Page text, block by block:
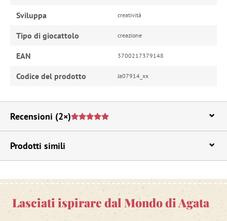
Sviluppa creatività
Tipo di giocattolo creazione
EAN 3700217379148
Codice del prodotto Ja07914_xx
Recensioni (2×)
Prodotti simili
Lasciati ispirare dal Mondo di Agata